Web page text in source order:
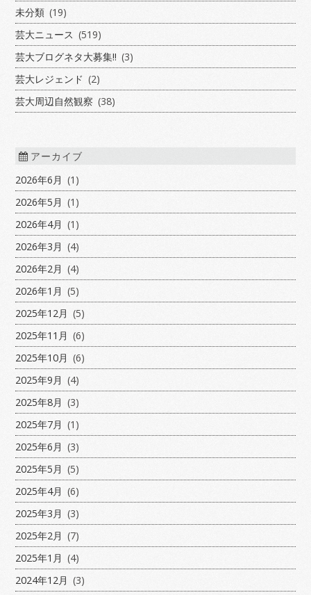
未分類 (19)
芸大ニュース (519)
芸大ブログネタ大募集!! (3)
芸大レジェンド (2)
芸大周辺自然観察 (38)
アーカイブ
2026年6月 (1)
2026年5月 (1)
2026年4月 (1)
2026年3月 (4)
2026年2月 (4)
2026年1月 (5)
2025年12月 (5)
2025年11月 (6)
2025年10月 (6)
2025年9月 (4)
2025年8月 (3)
2025年7月 (1)
2025年6月 (3)
2025年5月 (5)
2025年4月 (6)
2025年3月 (3)
2025年2月 (7)
2025年1月 (4)
2024年12月 (3)